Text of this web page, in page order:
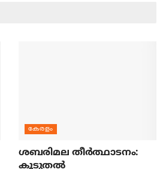
കേരളം
ശബരിമല തീര്‍ത്ഥാടനം:
കൂടുതല്‍